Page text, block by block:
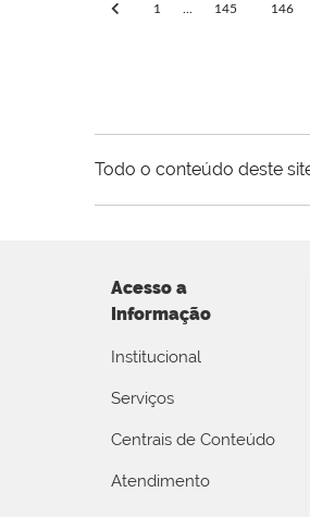
1 145 146
Todo o conteúdo deste
Acesso a
Informação
Institucional
Serviços
Centrais de Conteúdo
Atendimento